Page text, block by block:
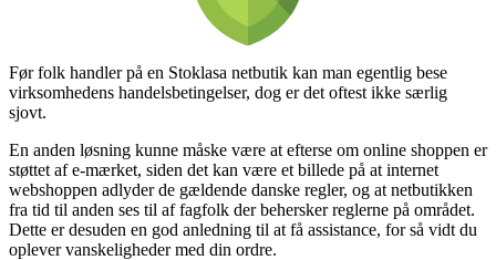
Før folk handler på en Stoklasa netbutik kan man egentlig bese
virksomhedens handelsbetingelser, dog er det oftest ikke særlig
sjovt.
En anden løsning kunne måske være at efterse om online shoppen er
støttet af e-mærket, siden det kan være et billede på at internet
webshoppen adlyder de gældende danske regler, og at netbutikken
fra tid til anden ses til af fagfolk der behersker reglerne på området.
Dette er desuden en god anledning til at få assistance, for så vidt du
oplever vanskeligheder med din ordre.